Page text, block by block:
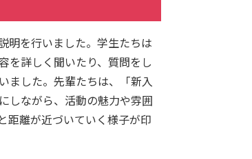
明を行いました。学生たちは
を詳しく聞いたり、質問をし
ました。先輩たちは、「新入
しながら、活動の魅力や雰囲
距離が近づいていく様子が印